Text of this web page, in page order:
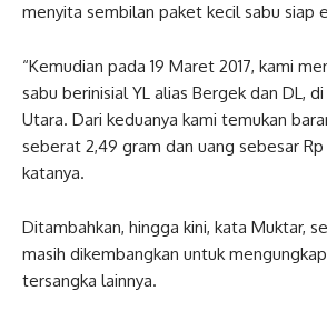
menyita sembilan paket kecil sabu siap
“Kemudian pada 19 Maret 2017, kami
sabu berinisial YL alias Bergek dan DL,
Utara. Dari keduanya kami temukan
seberat 2,49 gram dan uang sebesar Rp
katanya.
Ditambahkan, hingga kini, kata Muktar,
masih dikembangkan untuk
tersangka lainnya.